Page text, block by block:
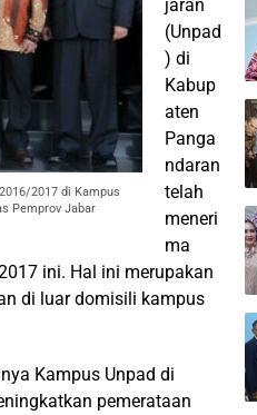
2017 di Kampus
Pemprov Jabar
jaran
(Unpad
) di
Kabup
aten
Panga
ndaran
telah
meneri
ma
ini. Hal ini merupakan
di luar domisili kampus
Kampus Unpad di
pemerataan